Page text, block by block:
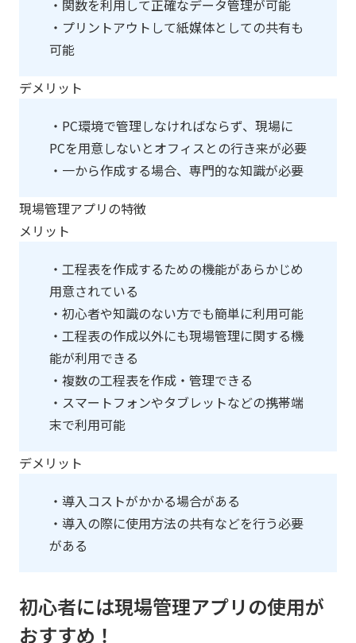
・関数を利用して正確なデータ管理が可能
・プリントアウトして紙媒体としての共有も
可能
デメリット
・PC環境で管理しなければならず、現場に
PCを用意しないとオフィスとの行き来が必要
・一から作成する場合、専門的な知識が必要
現場管理アプリの特徴
メリット
・工程表を作成するための機能があらかじめ
用意されている
・初心者や知識のない方でも簡単に利用可能
・工程表の作成以外にも現場管理に関する機
能が利用できる
・複数の工程表を作成・管理できる
・スマートフォンやタブレットなどの携帯端
末で利用可能
デメリット
・導入コストがかかる場合がある
・導入の際に使用方法の共有などを行う必要
がある
初心者には現場管理アプリの使用が
おすすめ！